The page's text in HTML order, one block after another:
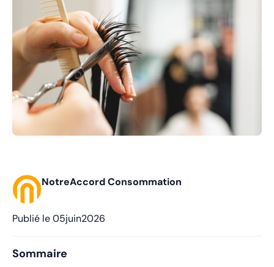
NotreAccord Consommation
Publié le05juin2026
Sommaire